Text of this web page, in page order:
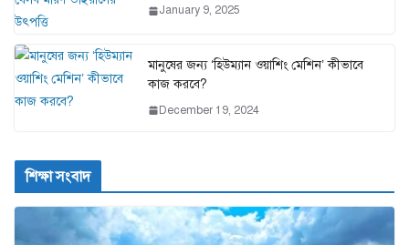
January 9, 2025
মানুষের জন্য ‘হিউম্যান ওয়াশিং মেশিন’ কীভাবে
কাজ করবে?
December 19, 2024
শিক্ষা সংবাদ